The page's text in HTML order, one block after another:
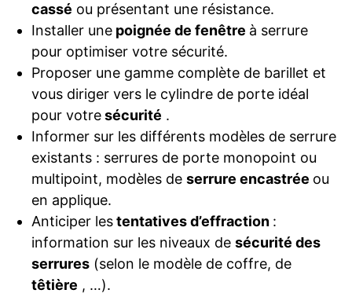
cassé ou présentant une résistance.
Installer unepoignée de fenêtre à serrure
pour optimiser votre sécurité.
Proposer une gamme complète de barillet et
vous diriger vers le cylindre de porte idéal
pour votresécurité .
Informer sur les différents modèles de serrure
existants : serrures de porte monopoint ou
multipoint, modèles de serrure encastrée ou
en applique.
Anticiper lestentatives d’effraction :
information sur les niveaux de sécurité des
serrures(selon le modèle de coffre, de
têtière , …).